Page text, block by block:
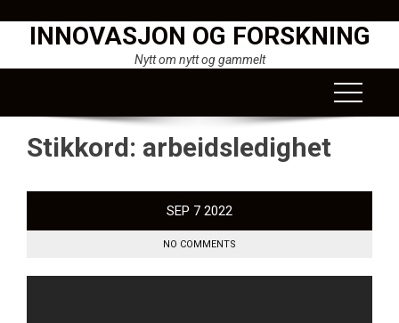
INNOVASJON OG FORSKNING
Nytt om nytt og gammelt
Stikkord: arbeidsledighet
SEP 7 2022
NO COMMENTS